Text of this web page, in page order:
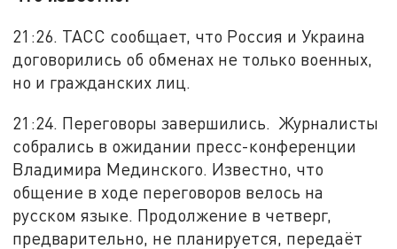
21:26. ТАСС сообщает, что Россия и Украина
договорились об обменах не только военных,
но и гражданских лиц.
21:24. Переговоры завершились. Журналисты
собрались в ожидании пресс-конференции
Владимира Мединского. Известно, что
общение в ходе переговоров велось на
русском языке. Продолжение в четверг,
предварительно, не планируется, передаёт